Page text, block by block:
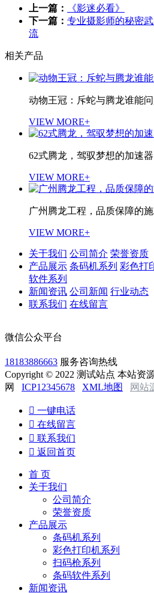
上一篇：
《影迷必看》
下一篇： 专业摄影师的秘密
流
相关产品
动物王冠：斥蛇与腾龙谁能问
VIEW MORE+
62式腾龙，驾驭梦想的加速器
VIEW MORE+
广州腾龙工程，品质保障的
VIEW MORE+
关于我们 公司简介 荣誉资质
产品展示 条码机系列 彩色打
软件系列
新闻资讯 公司新闻 行业动态
联系我们 在线留言
微信公众平台
18183886663 服务咨询热线
Copyright © 2022 测试站点 本站资
网 ICP12345678 XML地图 网站
 一键电话
 在线留言
 联系我们
 返回首页
首 页
关于我们
公司简介
荣誉资质
产品展示
条码机系列
彩色打印机系列
扫码枪系列
条码软件系列
新闻资讯